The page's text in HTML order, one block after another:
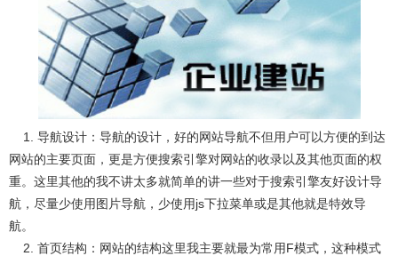
1. 导航设计：导航的设计，好的网站导航不但用户可以方便的到达
网站的主要页面，更是方便搜索引擎对网站的收录以及其他页面的权
重。这里其他的我不讲太多就简单的讲一些对于搜索引擎友好设计导
航，尽量少使用图片导航，少使用js下拉菜单或是其他就是特效导
航。
2. 首页结构：网站的结构这里我主要就最为常用F模式，这种模式